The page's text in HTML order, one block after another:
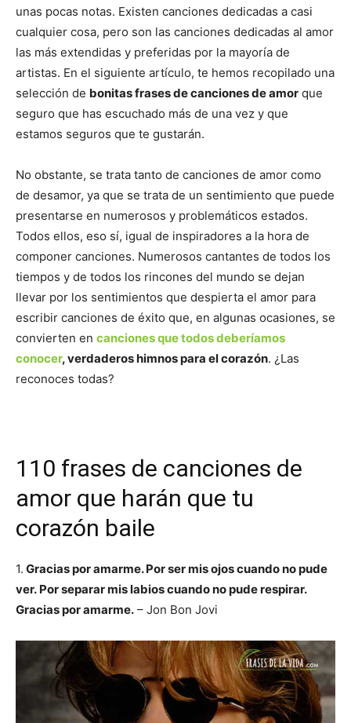
unas pocas notas. Existen canciones dedicadas a casi
cualquier cosa, pero son las canciones dedicadas al amor
las más extendidas y preferidas por la mayoría de
artistas. En el siguiente artículo, te hemos recopilado una
selección de bonitas frases de canciones de amor que
seguro que has escuchado más de una vez y que
estamos seguros que te gustarán.
No obstante, se trata tanto de canciones de amor como
de desamor, ya que se trata de un sentimiento que puede
presentarse en numerosos y problemáticos estados.
Todos ellos, eso sí, igual de inspiradores a la hora de
componer canciones. Numerosos cantantes de todos los
tiempos y de todos los rincones del mundo se dejan
llevar por los sentimientos que despierta el amor para
escribir canciones de éxito que, en algunas ocasiones, se
convierten en canciones que todos deberíamos
conocer, verdaderos himnos para el corazón. ¿Las
reconoces todas?
110 frases de canciones de
amor que harán que tu
corazón baile
1. Gracias por amarme. Por ser mis ojos cuando no pude
ver. Por separar mis labios cuando no pude respirar.
Gracias por amarme. – Jon Bon Jovi